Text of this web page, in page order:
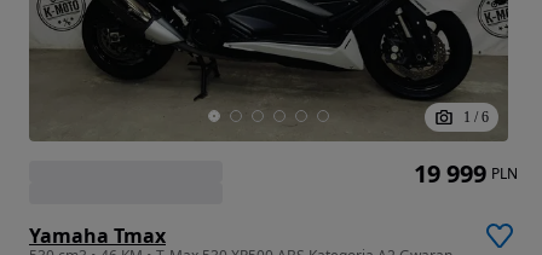
1 / 6
Yamaha Tmax
19 999 PLN